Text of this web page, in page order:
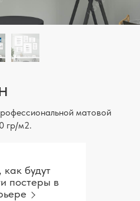
матовой
гр/м2.
будут
постеры в